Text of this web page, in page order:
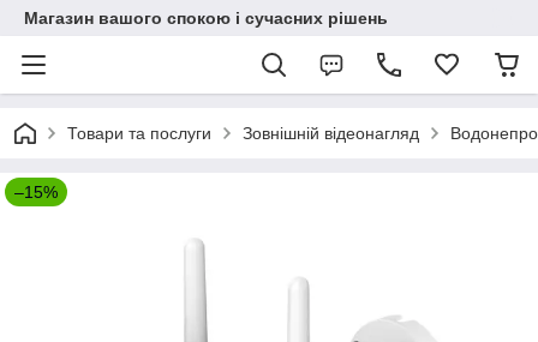
Магазин вашого спокою і сучасних рішень
Товари та послуги Зовнішній відеонагляд
–15%